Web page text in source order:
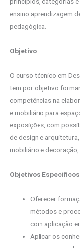
ensino aprendizagem
pedagógica.
Objetivo
O curso técnico em
tem por objetivo
competências na
e mobiliário para
exposições, com
de design e
mobiliário e
Objetivos Específicos
Oferecer
métodos e
com aplicação
Aplicar os